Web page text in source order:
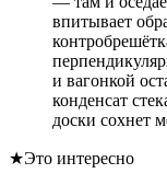
впитывает
и вагонкой
конденсат
доски сохнет
★Это интересно